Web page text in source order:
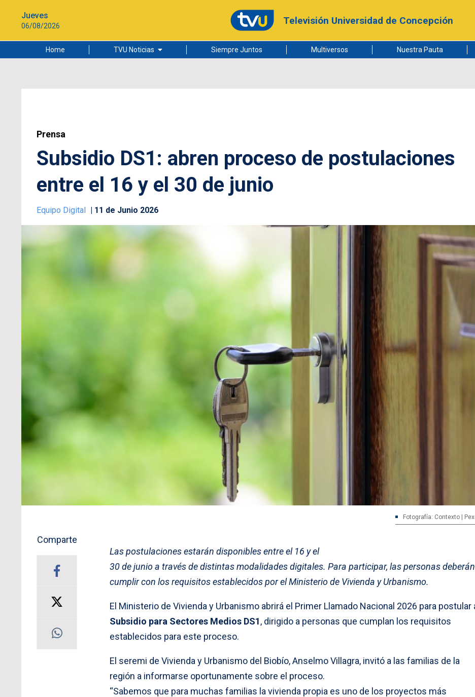
Jueves
06/08/2026 Televisión Universidad de Concepción
Home TVU Noticias
Ciudad
Siempre Juntos Multiversos Nuestra Pauta
Prensa
Subsidio DS1: abren proceso de postulaciones
entre el 16 y el 30 de junio
Equipo Digital 11 de Junio 2026
Fotografía: Contexto |
Comparte
Las postulaciones estarán disponibles entre el 16 y el
30 de junio a través de distintas modalidades digitales. Para participar, las personas deberán
cumplir con los requisitos establecidos por el Ministerio de Vivienda y Urbanismo.
El Ministerio de Vivienda y Urbanismo abrirá el Primer Llamado Nacional 2026 para postular
Subsidio para Sectores Medios DS1, dirigido a personas que cumplan los requisitos
establecidos para este proceso.
El seremi de Vivienda y Urbanismo del Biobío, Anselmo Villagra, invitó a las familias de la
región a informarse oportunamente sobre el proceso.
“Sabemos que para muchas familias la vivienda propia es uno de los proyectos más